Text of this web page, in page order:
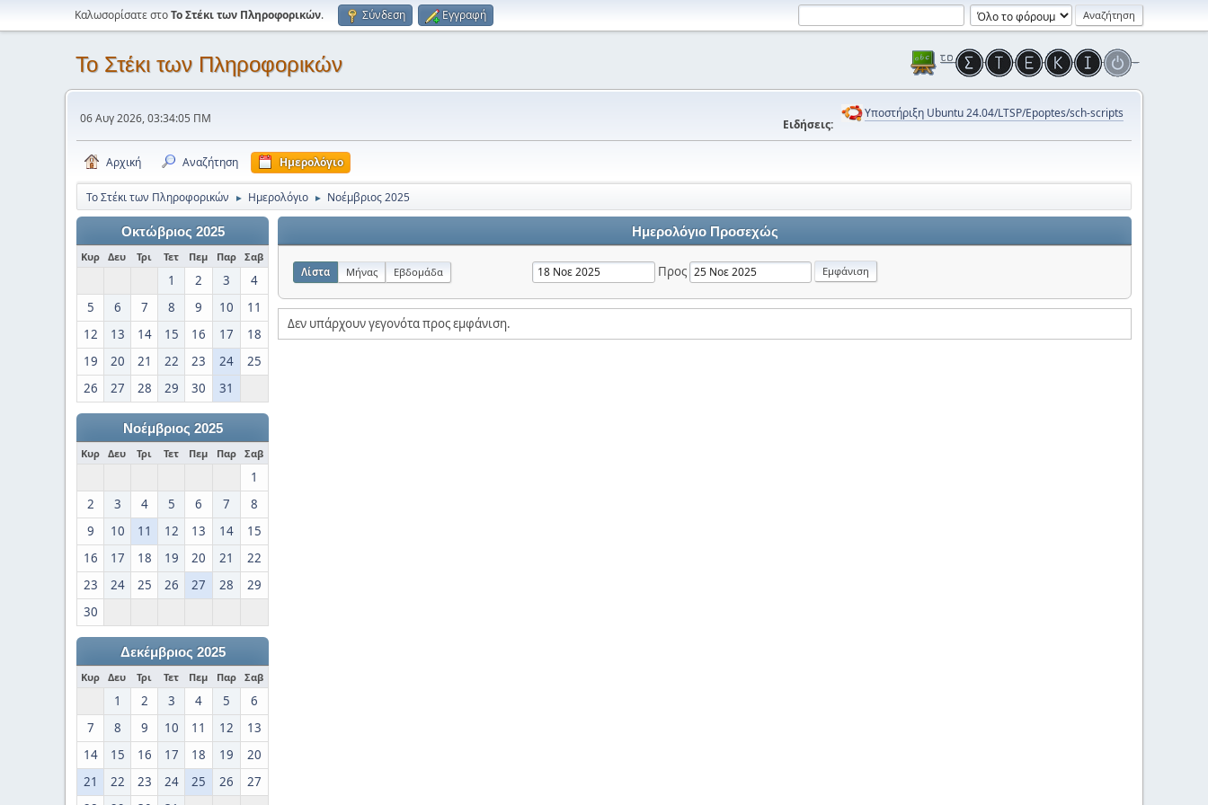
Καλωσορίσατε στοΤο Στέκι των Πληροφορικών. Σύνδεση Εγγραφή
Το Στέκι των Πληροφορικών
06 Αυγ 2026, 03:34:05 ΠΜ Ειδήσεις:
Υποστήριξη Ubuntu 24.04/LTSP/Epoptes/sch-scripts
Αρχική Αναζήτηση Ημερολόγιο
Το Στέκι των Πληροφορικών ► Ημερολόγιο ► Νοέμβριος 2025
Οκτώβριος 2025
Κυρ Δευ Τρι Τετ Πεμ Παρ Σαβ
1 2 3
4
5
6 7 8 9 10
11
12
13 14 15 16 17
18
19
20 21 22 23 24
25
26
27 28 29 30 31
Νοέμβριος 2025
Κυρ Δευ Τρι Τετ Πεμ Παρ Σαβ
1
2
3 4 5 6 7
8
9
10 11 12 13 14
15
16
17 18 19 20 21
22
23
24 25 26 27 28
29
30
Δεκέμβριος 2025
Κυρ Δευ Τρι Τετ Πεμ Παρ Σαβ
1 2 3 4 5
6
7
8 9 10 11 12
13
14
15 16 17 18 19
20
21
22 23 24 25 26
27
Ημερολόγιο Προσεχώς
Λίστα Μήνας Εβδομάδα Προς
Δεν υπάρχουν γεγονότα προς εμφάνιση.